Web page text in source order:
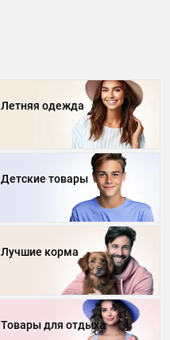
Летняя одежда
Детские товары
Лучшие корма
Товары для отдыха